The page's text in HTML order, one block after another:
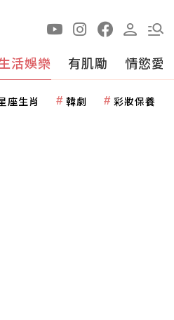
活娛樂 有肌勵 情慾愛
座生肖 韓劇 彩妝保養